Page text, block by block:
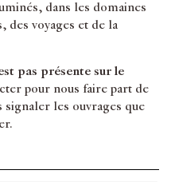
dans les domaines
des voyages et de la
pas présente sur le
pour nous faire part de
signaler les ouvrages que